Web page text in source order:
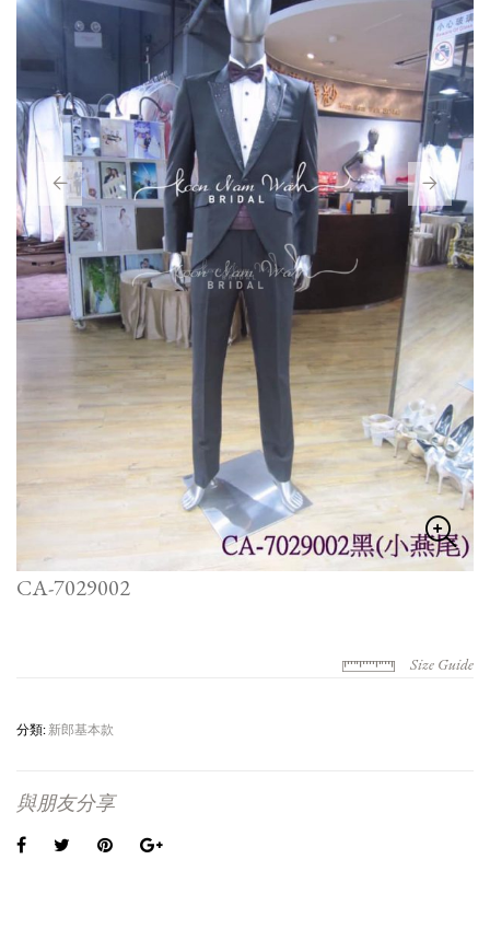
CA-7029002
Size Guide
分類: 新郎基本款
與朋友分享